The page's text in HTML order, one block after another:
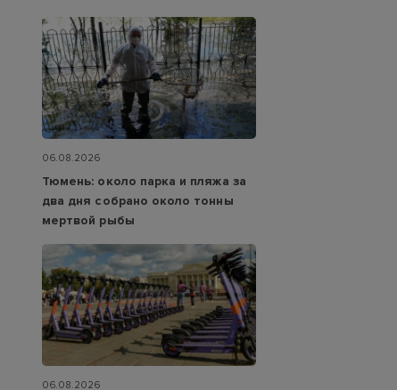
06.08.2026
Тюмень: около парка и пляжа за
два дня собрано около тонны
мертвой рыбы
06.08.2026